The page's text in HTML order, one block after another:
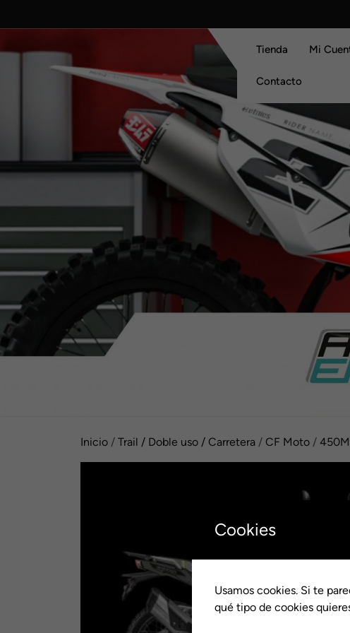
Tienda Mi
Contacto
Inicio / Trail / Doble uso / Carretera / CF Moto /
Cookies
Usamos cookies. Si te
qué tipo de cookies